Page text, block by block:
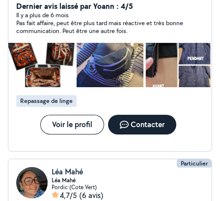
Dernier avis laissé par Yoann : 4/5
Il y a plus de 6 mois
Pas fait affaire, peut être plus tard mais réactive et très bonne
communication. Peut être une autre fois.
Repassage de linge
Voir le profil Contacter
Particulier
Léa Mahé
Léa Mahé
Pordic (Cote Vert)
4,7/5 (6 avis)